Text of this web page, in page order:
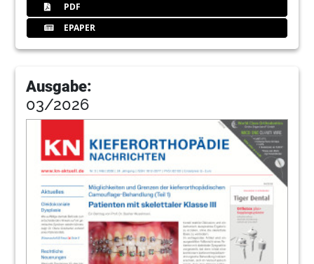
PDF
EPAPER
Ausgabe:
03/2026